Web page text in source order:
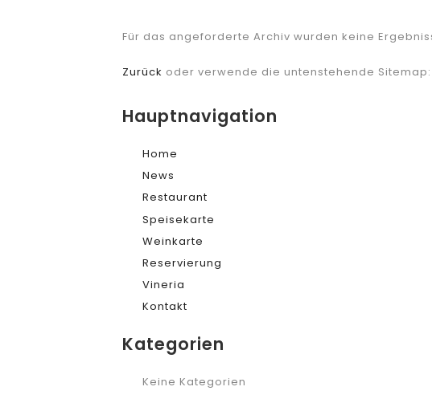
Für das angeforderte Archiv wurden keine
Zurück oder verwende die untenstehende Sitemap:
Hauptnavigation
Home
News
Restaurant
Speisekarte
Weinkarte
Reservierung
Vineria
Kontakt
Kategorien
Keine Kategorien